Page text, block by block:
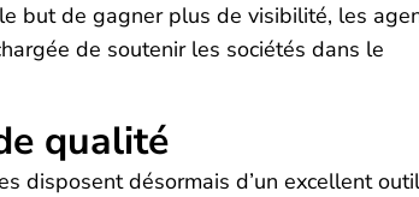
but de gagner plus de visibilité, les
de soutenir les sociétés dans le
qualité
disposent désormais d’un excellent outil